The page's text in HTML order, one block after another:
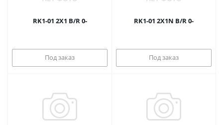
RK1-01 2X1 B/R 0-
Под заказ
RK1-01 2X1N B/R 0-
Под заказ